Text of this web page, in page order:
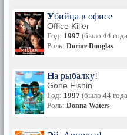
Убийца в офисе
Office Killer
Год: 1997 (было 44
Роль: Dorine Douglas
На рыбалку!
Gone Fishin'
Год: 1997 (было 44
Роль: Donna Waters